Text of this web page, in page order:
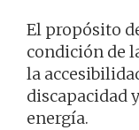
El propósito
condición de
la
discapacidad
energía.